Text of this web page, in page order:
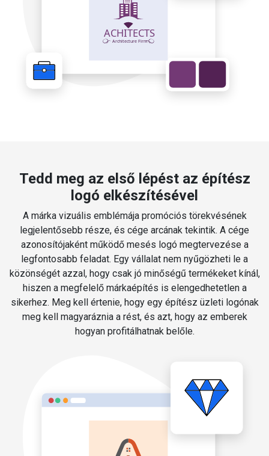
Tedd meg az első lépést az építész
logó elkészítésével
A márka vizuális emblémája promóciós törekvésének
legjelentősebb része, és cége arcának tekintik. A cége
azonosítójaként működő mesés logó megtervezése a
legfontosabb feladat. Egy vállalat nem nyűgözheti le a
közönségét azzal, hogy csak jó minőségű termékeket kínál,
hiszen a megfelelő márkaépítés is elengedhetetlen a
sikerhez. Meg kell értenie, hogy egy építész üzleti logónak
meg kell magyaráznia a rést, és azt, hogy az emberek
hogyan profitálhatnak belőle.